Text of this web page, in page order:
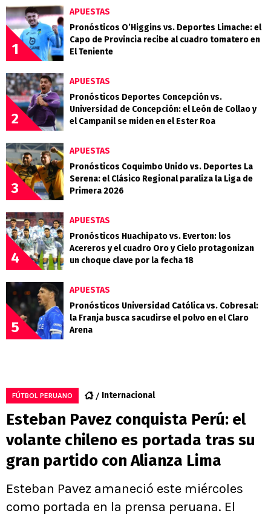
1
APUESTAS
Pronósticos O’Higgins vs. Deportes Limache: el
Capo de Provincia recibe al cuadro tomatero en
El Teniente
2
APUESTAS
Pronósticos Deportes Concepción vs.
Universidad de Concepción: el León de Collao y
el Campanil se miden en el Ester Roa
3
APUESTAS
Pronósticos Coquimbo Unido vs. Deportes La
Serena: el Clásico Regional paraliza la Liga de
Primera 2026
4
APUESTAS
Pronósticos Huachipato vs. Everton: los
Acereros y el cuadro Oro y Cielo protagonizan
un choque clave por la fecha 18
5
APUESTAS
Pronósticos Universidad Católica vs. Cobresal:
la Franja busca sacudirse el polvo en el Claro
Arena
FÚTBOL PERUANO Internacional
Esteban Pavez conquista Perú: el
volante chileno es portada tras su
gran partido con Alianza Lima
Esteban Pavez amaneció este miércoles
como portada en la prensa peruana. El